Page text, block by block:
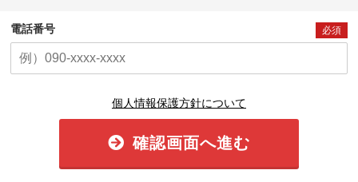
電話番号 必須
個人情報保護方針について
確認画面へ進む